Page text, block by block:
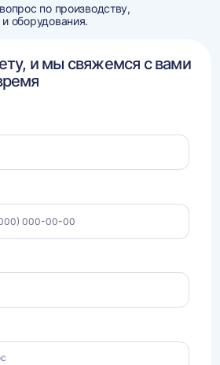
по производству,
оборудования.
и мы свяжемся с вами